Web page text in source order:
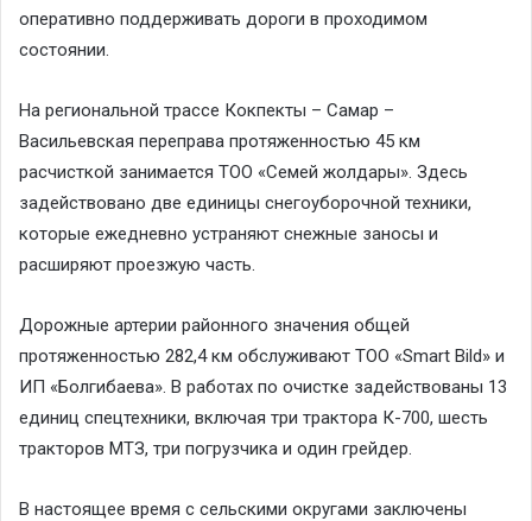
оперативно поддерживать дороги в проходимом
состоянии.
На региональной трассе Кокпекты – Самар –
Васильевская переправа протяженностью 45 км
расчисткой занимается ТОО «Семей жолдары». Здесь
задействовано две единицы снегоуборочной техники,
которые ежедневно устраняют снежные заносы и
расширяют проезжую часть.
Дорожные артерии районного значения общей
протяженностью 282,4 км обслуживают ТОО «Smart Bild» и
ИП «Болгибаева». В работах по очистке задействованы 13
единиц спецтехники, включая три трактора К-700, шесть
тракторов МТЗ, три погрузчика и один грейдер.
В настоящее время с сельскими округами заключены